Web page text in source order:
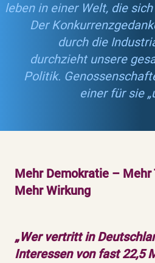
leben in einer Welt, die
Der
durch die
durchzieht unsere
Politik.
einer für sie
Mehr Demokratie – Mehr
Mehr Wirkung
„Wer vertritt in
Interessen von fast 22,5